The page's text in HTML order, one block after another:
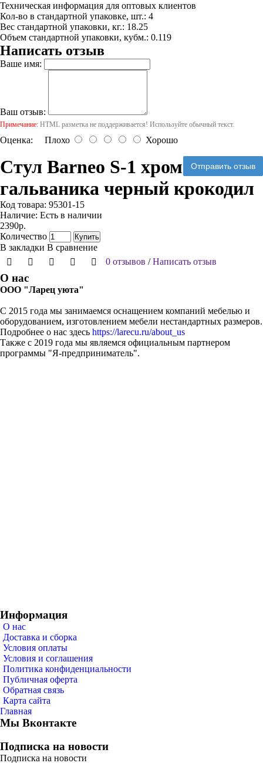
Техническая информация для оптовых клиентов
Кол-во в стандартной упаковке, шт.: 4
Вес стандартной упаковки, кг.: 18.25
Объем стандартной упаковки, кубм.: 0.119
Написать отзыв
Ваше имя:
Ваш отзыв:
Примечание: HTML разметка не поддерживается! Используйте обычный текст.
Оценка: Плохо Хорошо
Отправить отзыв
Стул Barneo S-1 хром
гальваника черный крокодил
Код товара: 95301-15
Наличие: Есть в наличии
2390р.
Количество
Купить
В закладки В сравнение
0 отзывов /Написать отзыв
О нас
ООО "Ларец уюта"
С 2015 года мы занимаемся оснащением компаний мебелью и
оборудованием, изготовлением мебели нестандартных размеров.
Подробнее о нас здесь https://larecu.ru/about_us
Также с 2019 года мы являемся официальным партнером
программы "Я-предприниматель".
Информация
О нас
Доставка и сборка
Условия оплаты
Условия и соглашения
Политика конфиденциальности
Публичная оферта
Обратная связь
Карта сайта
Главная
Мы Вконтакте
Подписка на новости
Подписка на новости